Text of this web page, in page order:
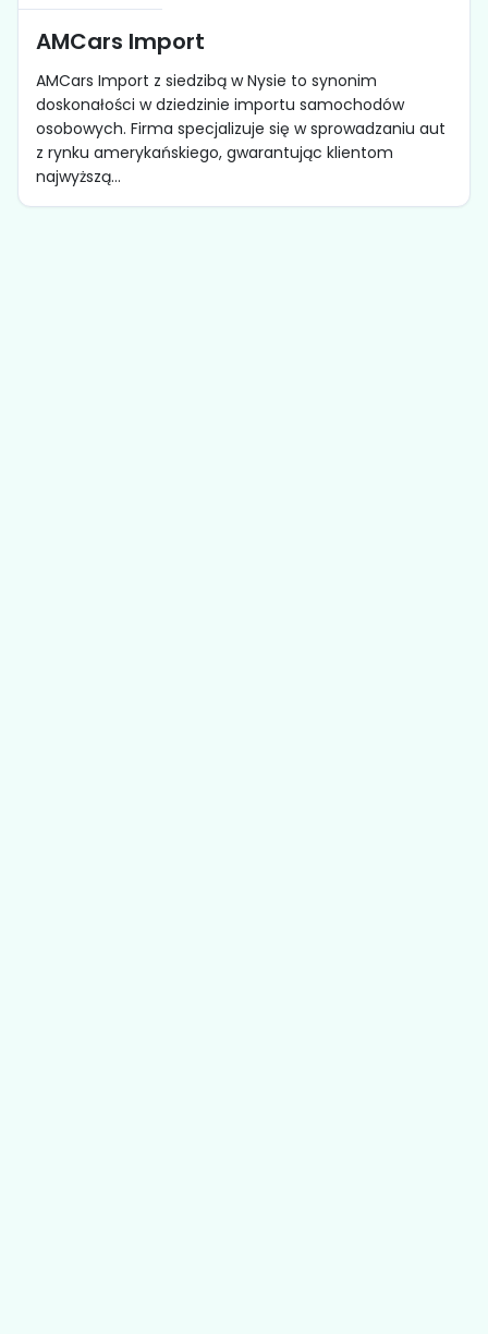
AMCars Import
AMCars Import z siedzibą w Nysie to synonim
doskonałości w dziedzinie importu samochodów
osobowych. Firma specjalizuje się w sprowadzaniu aut
z rynku amerykańskiego, gwarantując klientom
najwyższą...